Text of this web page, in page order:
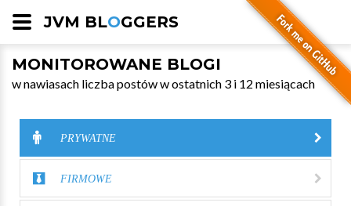
JVM BLOGGERS
MONITOROWANE BLOGI
w nawiasach liczba postów w ostatnich 3 i 12 miesiącach
PRYWATNE
FIRMOWE